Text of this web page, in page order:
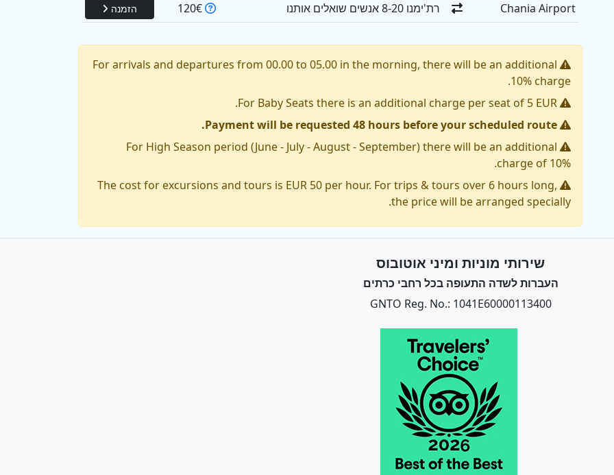
Chania Airport רת'ימנו 8-20 אנשים שואלים אותנו הזמנה
For arrivals and departures from 00.00 to 05.00 in the morning, there will be an additional
10% charge.
Payment will be requested 48 hours before your scheduled route.
For High Season period (June - July - August - September) there will be an additional
charge of 10%.
The cost for excursions and tours is EUR 50 per hour. For trips & tours over 6 hours long,
the price will be arranged specially.
שירותי מוניות ומיני אוטובוס
העברות לשדה התעופה בכל רחבי כרתים
GNTO Reg. No.: 1041E60000113400